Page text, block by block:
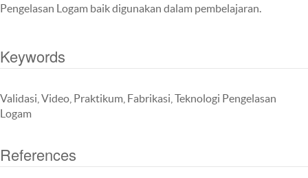
Pengelasan Logam baik digunakan dalam pembelajaran.
Keywords
Validasi, Video, Praktikum, Fabrikasi, Teknologi Pengelasan
Logam
References